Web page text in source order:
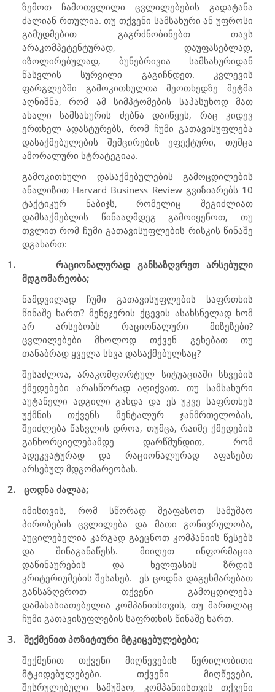
ზემოთ ჩამოთვლილი ცვლილებების გადატანა
ძალიან რთულია. თუ თქვენი სამსახური ან უფროსი
გამუდმებით გაგრძნობინებთ თავს
არაკომპეტენტურად, დაუფასებლად,
იზოლირებულად, ბუნებრივია სამსახურიდან
წასვლის სურვილი გაგიჩნდეთ. კვლევის
ფარგლებში გამოკითხულთა მეოთხედზე მეტმა
აღნიშნა, რომ ამ სიმპტომების საპასუხოდ მათ
ახალი სამსახურის ძებნა დაიწყეს, რაც კიდევ
ერთხელ ადასტურებს, რომ ჩუმი გათავისუფლება
დასაქმებულების შემცირების ეფექტური, თუმცა
ამორალური სტრატეგიაა.
გამოკითხული დასაქმებულების გამოცდილების
ანალიზით Harvard Business Review გვიზიარებს 10
ტაქტიკურ ნაბიჯს, რომელიც შეგიძლიათ
დამსაქმებლის წინააღმდეგ გამოიყენოთ, თუ
თვლით რომ ჩუმი გათავისუფლების რისკის წინაშე
დგახართ:
1.
რაციონალურად განსაზღვრეთ არსებული
მდგომარეობა;
ნამდვილად ჩუმი გათავისუფლების საფრთხის
წინაშე ხართ? მენეჯერის ქცევის ასახსნელად ხომ
არ არსებობს რაციონალური მიზეზები?
ცვლილებები მხოლოდ თქვენ გეხებათ თუ
თანაბრად ყველა სხვა დასაქმებულსაც?
შესაძლოა, არაკომფორტულ სიტუაციაში სხვების
ქმედებები არასწორად აღიქვათ. თუ სამსახური
აუტანელი ადგილი გახდა და ეს უკვე საფრთხეს
უქმნის თქვენს მენტალურ ჯანმრთელობას,
შეიძლება წასვლის დროა, თუმცა, რაიმე ქმედების
განხორციელებამდე დარწმუნდით, რომ
ადეკვატურად და რაციონალურად აფასებთ
არსებულ მდგომარეობას.
2.
ცოდნა ძალაა;
იმისთვის, რომ სწორად შეაფასოთ სამუშაო
პირობების ცვლილება და მათი გონივრულობა,
აუცილებელია კარგად გაეცნოთ კომპანიის წესებს
და შინაგანაწესს. მიიღეთ ინფორმაცია
დაწინაურების და ხელფასის ზრდის
კრიტერიუმების შესახებ.
ეს ცოდნა დაგეხმარებათ
განსაზღვროთ თქვენი გამოცდილება
დამახასიათებელია კომპანიისთვის, თუ მართლაც
ჩუმი გათავისუფლების საფრთხის წინაშე ხართ.
3.
შექმენით პოზიტიური მტკიცებულებები;
შექმენით თქვენი მიღწევების წერილობითი
მტკიდებულებები. თქვენი მიღწევები,
შესრულებული სამუშაო, კომპანიისთვის თქვენი